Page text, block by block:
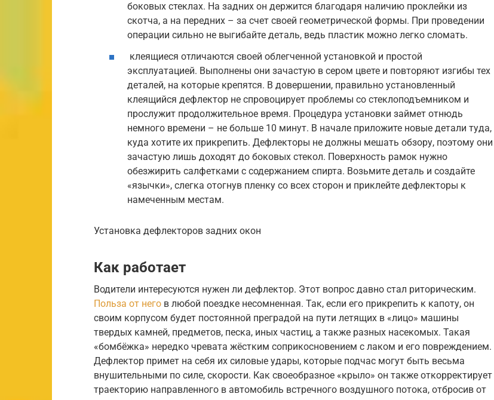
боковых стеклах. На задних он держится благодаря наличию проклейки из
скотча, а на передних – за счет своей геометрической формы. При проведении
операции сильно не выгибайте деталь, ведь пластик можно легко сломать.
клеящиеся отличаются своей облегченной установкой и простой
эксплуатацией. Выполнены они зачастую в сером цвете и повторяют изгибы тех
деталей, на которые крепятся. В довершении, правильно установленный
клеящийся дефлектор не спровоцирует проблемы со стеклоподъемником и
прослужит продолжительное время. Процедура установки займет отнюдь
немного времени – не больше 10 минут. В начале приложите новые детали туда,
куда хотите их прикрепить. Дефлекторы не должны мешать обзору, поэтому они
зачастую лишь доходят до боковых стекол. Поверхность рамок нужно
обезжирить салфетками с содержанием спирта. Возьмите деталь и создайте
«язычки», слегка отогнув пленку со всех сторон и приклейте дефлекторы к
намеченным местам.
Установка дефлекторов задних окон
Как работает
Водители интересуются нужен ли дефлектор. Этот вопрос давно стал риторическим.
Польза от него в любой поездке несомненная. Так, если его прикрепить к капоту, он
своим корпусом будет постоянной преградой на пути летящих в «лицо» машины
твердых камней, предметов, песка, иных частиц, а также разных насекомых. Такая
«бомбёжка» нередко чревата жёстким соприкосновением с лаком и его повреждением.
Дефлектор примет на себя их силовые удары, которые подчас могут быть весьма
внушительными по силе, скорости. Как своеобразное «крыло» он также откорректирует
траекторию направленного в автомобиль встречного воздушного потока, отбросив от